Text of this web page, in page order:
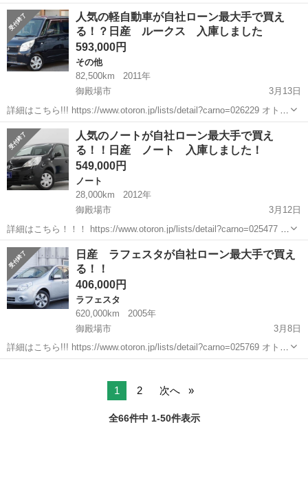
ンの自社ローンは金利無し！！！ 他社で断られた方でも、自己破産、
債務整理、ローンブラック...
静岡 御殿場市 その他 クリッパー
人気の軽自動車が自社ローン最大手で買え
る！？日産 ルークス 入庫しました
593,000円
その他
82,500km
2011年
御殿場市
3月13日
詳細はこちら!!! https://www.otoron.jp/lists/detail?carno=026229 オトロ
ンの自社ローンは金利無し！！！ 他社で断られた方でも、自己破産、
債務整理、ローンブラック...
静岡 御殿場市 ルークス
人気のノートが自社ローン最大手で買え
る！！日産 ノート 入庫しました！
549,000円
ノート
28,000km
2012年
御殿場市
3月12日
詳細はこちら！！！ https://www.otoron.jp/lists/detail?carno=025477 オ
トロンの自社ローンは金利無し！！！ 他社で断られた方でも、自己破
産、債務整理、ローンブラックの方...
静岡 御殿場市 日産 ノート
日産 ラフェスタが自社ローン最大手で買え
る！！
406,000円
ラフェスタ
620,000km
2005年
御殿場市
3月8日
詳細はこちら!!! https://www.otoron.jp/lists/detail?carno=025769 オトロ
ンの自社ローンは金利無し！！！ 他社で断られた方でも、自己破産、
1 2 次へ
全66件中 1-50件表示